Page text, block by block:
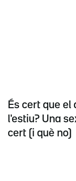
És cert que el
l'estiu? Una
cert (i què no)